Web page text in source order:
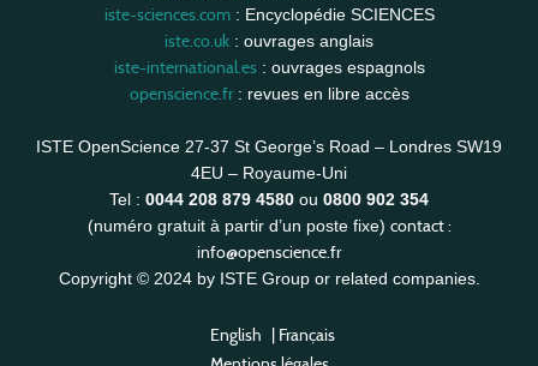
iste-sciences.com: Encyclopédie SCIENCES
iste.co.uk : ouvrages anglais
iste-international.es: ouvrages espagnols
openscience.fr: revues en libre accès
ISTE OpenScience 27-37 St George’s Road – Londres SW19
4EU – Royaume-Uni
Tel : 0044 208 879 4580 ou 0800 902 354
(numéro gratuit à partir d’un poste fixe) contact :
info@openscience.fr
Copyright © 2024 by ISTE Group or related companies.
English | Français